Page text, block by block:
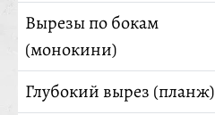
Вырезы по бокам
(монокини)
Глубокий вырез (планж)